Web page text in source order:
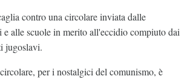
contro una circolare inviata dalle
e alle scuole in merito all'eccidio compiuto dai
jugoslavi.
per i nostalgici del comunismo, è